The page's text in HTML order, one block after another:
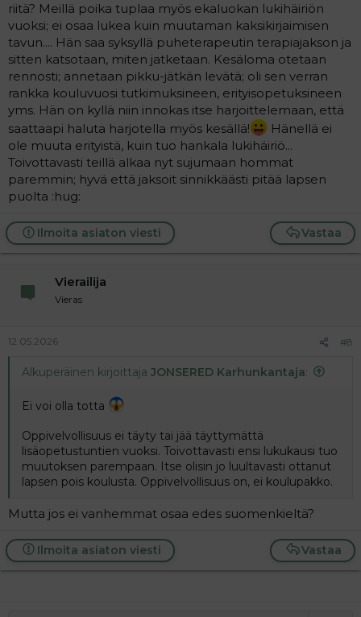
riitä? Meillä poika tuplaa myös ekaluokan lukihäiriön
vuoksi; ei osaa lukea kuin muutaman kaksikirjaimisen
tavun.... Hän saa syksyllä puheterapeutin terapiajakson ja
sitten katsotaan, miten jatketaan. Kesäloma otetaan
rennosti; annetaan pikku-jätkän levätä; oli sen verran
rankka kouluvuosi tutkimuksineen, erityisopetuksineen
yms. Hän on kyllä niin innokas itse harjoittelemaan, että
saattaapi haluta harjotella myös kesällä!
Hänellä ei
ole muuta erityistä, kuin tuo hankala lukihäiriö...
Toivottavasti teillä alkaa nyt sujumaan hommat
paremmin; hyvä että jaksoit sinnikkäästi pitää lapsen
puolta :hug:
Vastaa
Ilmoita asiaton viesti
Vierailija
Vieras
12.05.2026 #8
Alkuperäinen kirjoittaja JONSERED Karhunkantaja:
Ei voi olla totta
Oppivelvollisuus ei täyty tai jää täyttymättä
lisäopetustuntien vuoksi. Toivottavasti ensi lukukausi tuo
muutoksen parempaan. Itse olisin jo luultavasti ottanut
lapsen pois koulusta. Oppivelvollisuus on, ei koulupakko.
Mutta jos ei vanhemmat osaa edes suomenkieltä?
Vastaa
Ilmoita asiaton viesti